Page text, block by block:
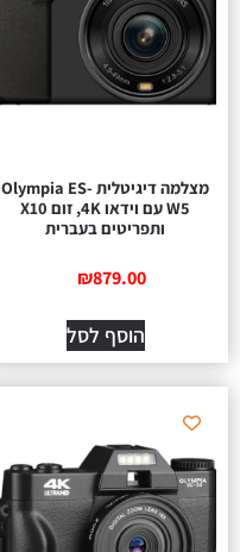
מצלמה דיגיטלית Olympia ES-
W5 עם וידאו 4K, זום X10
ותפריטים בעברית
₪879.00
הוסף לסל